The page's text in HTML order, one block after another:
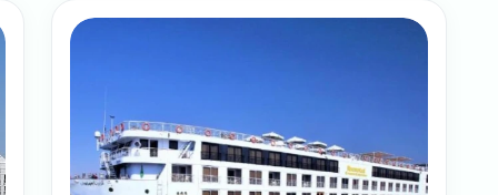
intima e più particolare
eleganti e spaziose,
di godere appieno
ore notturne.